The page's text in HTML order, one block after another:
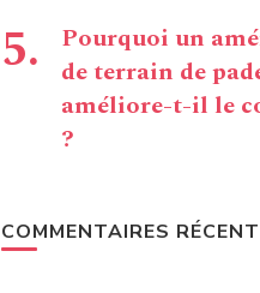
Pourquoi un
de terrain de
améliore-t-il le
?
COMMENTAIRES